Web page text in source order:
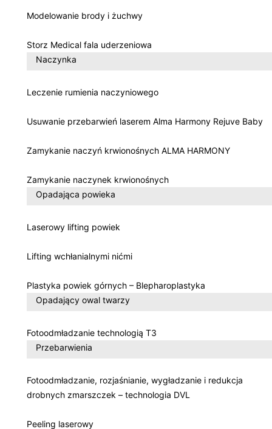
Modelowanie brody i żuchwy
Storz Medical fala uderzeniowa
Naczynka
Leczenie rumienia naczyniowego
Usuwanie przebarwień laserem Alma Harmony Rejuve Baby
Zamykanie naczyń krwionośnych ALMA HARMONY
Zamykanie naczynek krwionośnych
Opadająca powieka
Laserowy lifting powiek
Lifting wchłanialnymi nićmi
Plastyka powiek górnych – Blepharoplastyka
Opadający owal twarzy
Fotoodmładzanie technologią T3
Przebarwienia
Fotoodmładzanie, rozjaśnianie, wygładzanie i redukcja
drobnych zmarszczek – technologia DVL
Peeling laserowy